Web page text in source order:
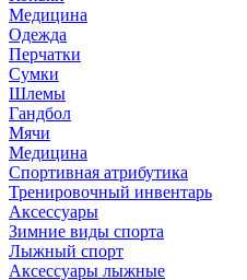
Медицина
Одежда
Перчатки
Сумки
Шлемы
Гандбол
Мячи
Медицина
Спортивная атрибутика
Тренировочный инвентарь
Аксессуары
Зимние виды спорта
Лыжный спорт
Аксессуары лыжные